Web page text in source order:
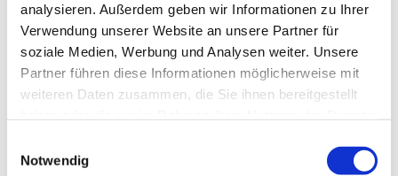
analysieren. Außerdem geben wir Informationen zu Ihrer
Verwendung unserer Website an unsere Partner für
soziale Medien, Werbung und Analysen weiter. Unsere
Partner führen diese Informationen möglicherweise mit
weiteren Daten zusammen, die Sie ihnen bereitgestellt
Notwendig